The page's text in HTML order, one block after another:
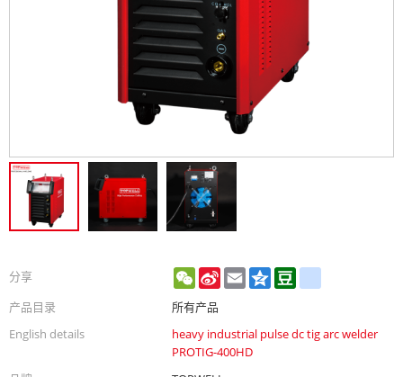
分享 WeChat
Sina
Weibo
Email Qzone
产品目录
所有产品
English details
heavy industrial pulse dc tig arc welder
PROTIG-400HD